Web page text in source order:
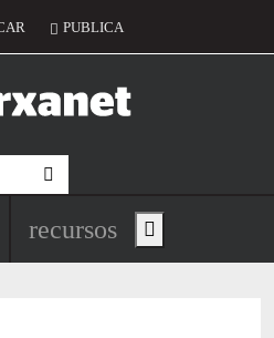
del compte d'usuari
PUBLICA
principal de
recursos Show main menu